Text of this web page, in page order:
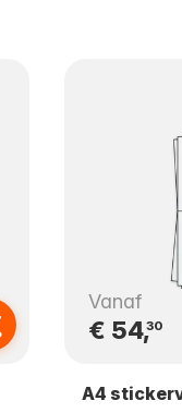
Vanaf
€ 54,30
A4